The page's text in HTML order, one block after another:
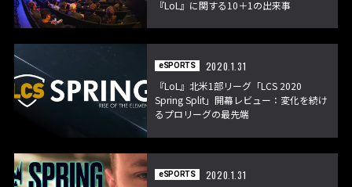
『LoL』に関する10＋1の出来事
eSPORTS
2020.1.31
『LoL』北米1部リーグ「LCS 2020
Spring Split」開幕レビュー：変化を続け
るプロリーグの最先端
eSPORTS
2020.1.31